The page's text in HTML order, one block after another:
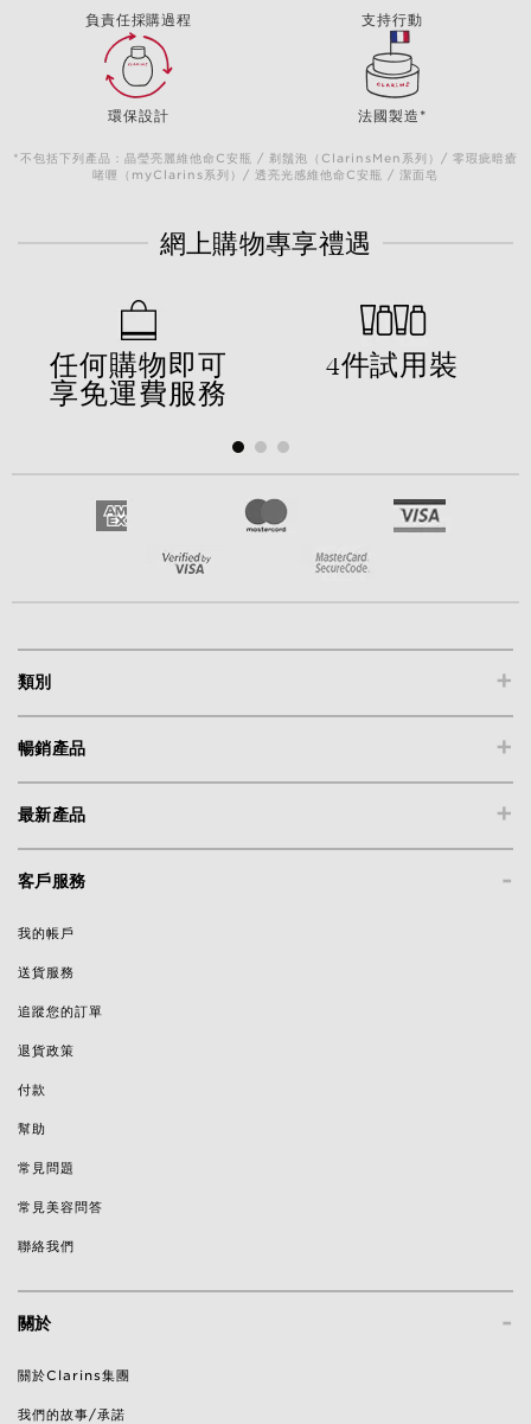
負責任採購過程 支持行動
環保設計 法國製造*
*不包括下列產品：晶瑩亮麗維他命C安瓶 / 剃鬚泡（ClarinsMen系列）/ 零瑕疵暗瘡
啫喱（myClarins系列）/ 透亮光感維他命C安瓶 / 潔面皂
網上購物專享禮遇
任何購物即可
享免運費服務
4件試用裝
+
類別
+
暢銷產品
+
最新產品
-
客戶服務
我的帳戶
送貨服務
追蹤您的訂單
退貨政策
付款
幫助
常見問題
常見美容問答
聯絡我們
-
關於
關於Clarins集團
我們的故事/承諾